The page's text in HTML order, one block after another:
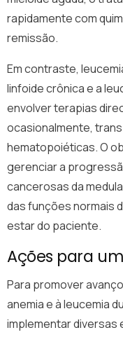
rapidamente com
remissão.
Em contraste,
linfoide crônica e a
envolver terapias
ocasionalmente,
hematopoiéticas. O
gerenciar a
cancerosas da
das funções normais
estar do paciente.
Ações para
Para promover
anemia e à leucemia
implementar